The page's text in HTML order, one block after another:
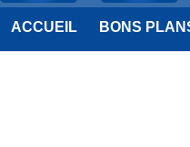
ACCUEIL BONS